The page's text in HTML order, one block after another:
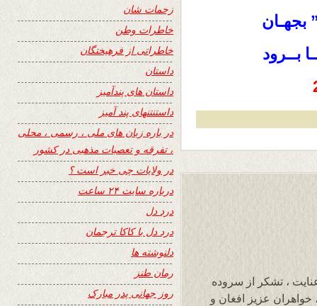
بجهـان
بــرود
، تشکر از سروده
خواهران عزیز افغان و
زحمات شان
خاطرات وطن
خاطراتی از فرهیختگان
داستان
داستان های پندآمیز
داستنتنهای پند آمیز
در باره زبان های ملی ، رسمی ، محلی
، تفرقه و تعصبات مذهبی در کشور
در ولایات چی خبر است ؟
درباره سایت ۲۴ ساعت
درد دل
درد دل با کاکا ترجمان
دلنوشته ها
رمان طنز
روز جهانی پدر مبارک